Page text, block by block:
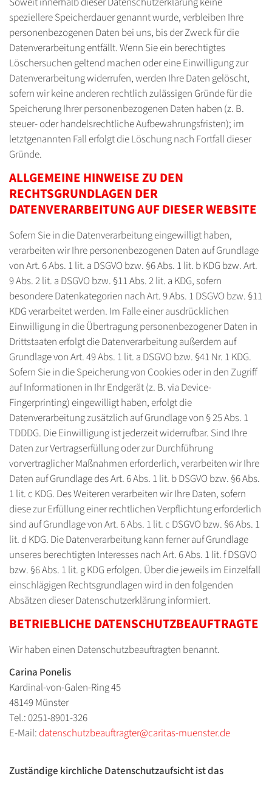
speziellere Speicherdauer genannt wurde, verbleiben Ihre
personenbezogenen Daten bei uns, bis der Zweck für die
Datenverarbeitung entfällt. Wenn Sie ein berechtigtes
Löschersuchen geltend machen oder eine Einwilligung zur
Datenverarbeitung widerrufen, werden Ihre Daten gelöscht,
sofern wir keine anderen rechtlich zulässigen Gründe für die
Speicherung Ihrer personenbezogenen Daten haben (z. B.
steuer- oder handelsrechtliche Aufbewahrungsfristen); im
letztgenannten Fall erfolgt die Löschung nach Fortfall dieser
Gründe.
ALLGEMEINE HINWEISE ZU DEN
RECHTSGRUNDLAGEN DER
DATENVERARBEITUNG AUF DIESER WEBSITE
Sofern Sie in die Datenverarbeitung eingewilligt haben,
verarbeiten wir Ihre personenbezogenen Daten auf Grundlage
von Art. 6 Abs. 1 lit. a DSGVO bzw. §6 Abs. 1 lit. b KDG bzw. Art.
9 Abs. 2 lit. a DSGVO bzw. §11 Abs. 2 lit. a KDG, sofern
besondere Datenkategorien nach Art. 9 Abs. 1 DSGVO bzw. §11
KDG verarbeitet werden. Im Falle einer ausdrücklichen
Einwilligung in die Übertragung personenbezogener Daten in
Drittstaaten erfolgt die Datenverarbeitung außerdem auf
Grundlage von Art. 49 Abs. 1 lit. a DSGVO bzw. §41 Nr. 1 KDG.
Sofern Sie in die Speicherung von Cookies oder in den Zugriff
auf Informationen in Ihr Endgerät (z. B. via Device-
Fingerprinting) eingewilligt haben, erfolgt die
Datenverarbeitung zusätzlich auf Grundlage von § 25 Abs. 1
TDDDG. Die Einwilligung ist jederzeit widerrufbar. Sind Ihre
Daten zur Vertragserfüllung oder zur Durchführung
vorvertraglicher Maßnahmen erforderlich, verarbeiten wir Ihre
Daten auf Grundlage des Art. 6 Abs. 1 lit. b DSGVO bzw. §6 Abs.
1 lit. c KDG. Des Weiteren verarbeiten wir Ihre Daten, sofern
diese zur Erfüllung einer rechtlichen Verpflichtung erforderlich
sind auf Grundlage von Art. 6 Abs. 1 lit. c DSGVO bzw. §6 Abs. 1
lit. d KDG. Die Datenverarbeitung kann ferner auf Grundlage
unseres berechtigten Interesses nach Art. 6 Abs. 1 lit. f DSGVO
bzw. §6 Abs. 1 lit. g KDG erfolgen. Über die jeweils im Einzelfall
einschlägigen Rechtsgrundlagen wird in den folgenden
Absätzen dieser Datenschutzerklärung informiert.
BETRIEBLICHE DATENSCHUTZBEAUFTRAGTE
Wir haben einen Datenschutzbeauftragten benannt.
Carina Ponelis
Kardinal-von-Galen-Ring 45
48149 Münster
Tel.: 0251-8901-326
E-Mail: datenschutzbeauftragter@caritas-muenster.de
Zuständige kirchliche Datenschutzaufsicht ist das